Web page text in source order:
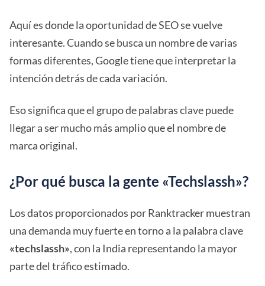
Aquí es donde la oportunidad de SEO se vuelve
interesante. Cuando se busca un nombre de varias
formas diferentes, Google tiene que interpretar la
intención detrás de cada variación.
Eso significa que el grupo de palabras clave puede
llegar a ser mucho más amplio que el nombre de
marca original.
¿Por qué busca la gente «Techslassh»?
Los datos proporcionados por Ranktracker muestran
una demanda muy fuerte en torno a la palabra clave
«techslassh», con la India representando la mayor
parte del tráfico estimado.